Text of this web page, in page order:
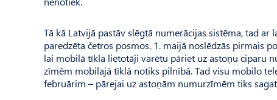
Tā kā Latvijā pastāv slēgtā numerācijas sistēma, tad
paredzēta četros posmos. 1. maijā noslēdzās pirmais
lai mobilā tīkla lietotāji varētu pāriet uz astoņu ciparu
zīmēm mobilajā tīklā notiks pilnībā. Tad visu mobilo
februārim – pārejai uz astoņām numurzīmēm tiks